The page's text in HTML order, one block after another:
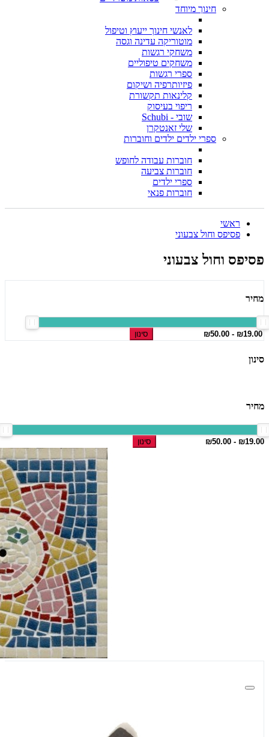
חינוך מיוחד
לאנשי חינוך ייעוץ וטיפול
מוטוריקה עדינה וגסה
משחקי רגשות
משחקים טיפוליים
ספרי רגשות
פיזיותרפיה ושיקום
קלינאות תקשורת
ריפוי בעיסוק
שובי - Schubi
שלי זאנטקרן
ספרי ילדים ילדים וחוברות
חוברות עבודה לחופש
חוברות צביעה
ספרי ילדים
חוברות פנאי
ראשי
פסיפס וחול צבעוני
פסיפס וחול צבעוני
מחיר
סינון
סינון
מחיר
סינון